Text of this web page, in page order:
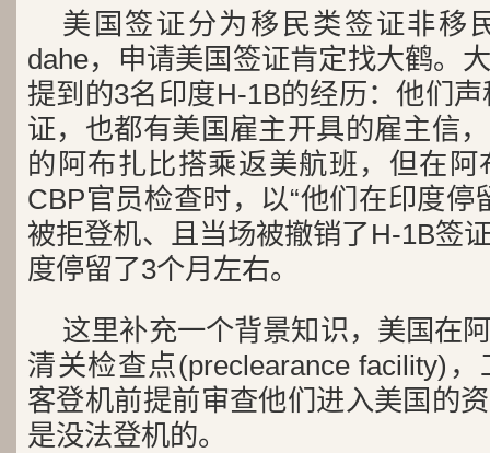
美国签证分为移民类签证非移
dahe，申请美国签证肯定找大鹤。
提到的3名印度H-1B的经历：他们
证，也都有美国雇主开具的雇主信
的阿布扎比搭乘返美航班，但在
CBP官员检查时，以“他们在印度停
被拒登机、且当场被撤销了H-1B签
度停留了3个月左右。
这里补充一个背景知识，美国在
清关检查点(preclearance facility)
客登机前提前审查他们进入美国的
是没法登机的。